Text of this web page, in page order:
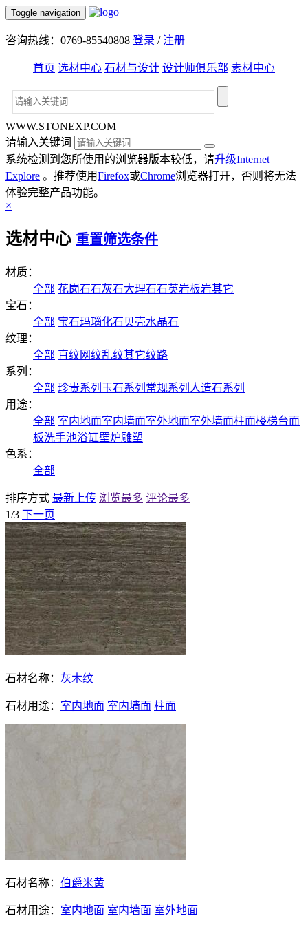
Toggle navigation
咨询热线：0769-85540808 登录 /注册
首页 选材中心 石材与设计 设计师俱乐部 素材中心
WWW.STONEXP.COM
请输入关键词
系统检测到您所使用的浏览器版本较低，请升级Internet
Explore 。推荐使用Firefox或Chrome浏览器打开，否则将无法
体验完整产品功能。
×
选材中心 重置筛选条件
材质：
全部 花岗石石灰石大理石石英岩板岩其它
宝石：
全部 宝石玛瑙化石贝壳水晶石
纹理：
全部 直纹网纹乱纹其它纹路
系列：
全部 珍贵系列 玉石系列 常规系列 人造石系列
用途：
全部 室内地面室内墙面室外地面室外墙面柱面楼梯台面
板洗手池浴缸壁炉雕塑
色系：
全部
排序方式 最新上传 浏览最多 评论最多
1/3 下一页
石材名称： 灰木纹
石材用途： 室内地面 室内墙面 柱面
石材名称： 伯爵米黄
石材用途： 室内地面 室内墙面 室外地面